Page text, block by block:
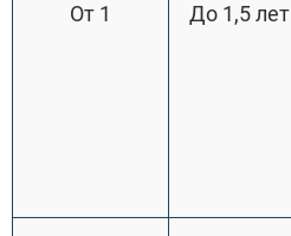
От 1 До 1,5 лет